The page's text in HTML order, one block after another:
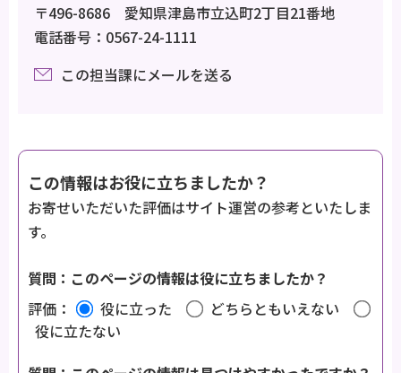
〒496-8686 愛知県津島市立込町2丁目21番地
電話番号：0567-24-1111
この担当課にメールを送る
この情報はお役に立ちましたか？
お寄せいただいた評価はサイト運営の参考といたしま
す。
質問：このページの情報は役に立ちましたか？
評価：
役に立った
どちらともいえない
役に立たない